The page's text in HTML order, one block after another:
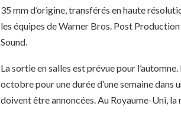
35 mm d’origine, transférés en haute
les équipes de Warner Bros. Post
Sound.
La sortie en salles est prévue pour
octobre pour une durée d’une semaine dans
doivent être annoncées. Au Royaume-Uni,